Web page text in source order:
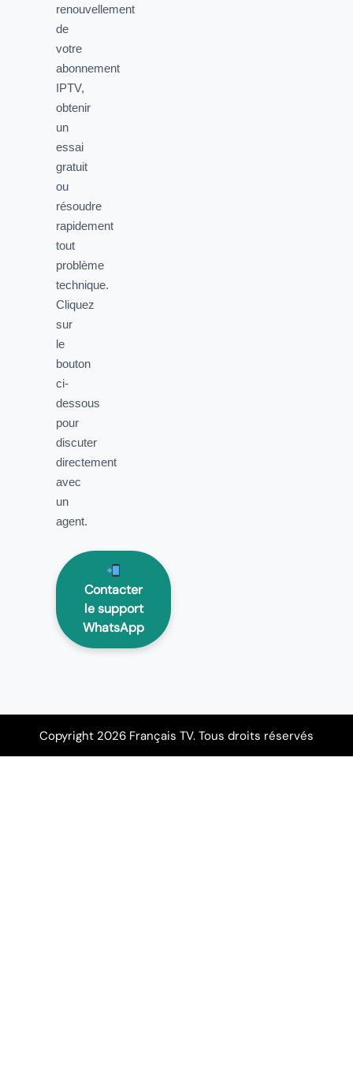
renouvellement
de
votre
abonnement
IPTV,
obtenir
un
essai
gratuit
ou
résoudre
rapidement
tout
problème
technique.
Cliquez
sur
le
bouton
ci-
dessous
pour
discuter
directement
avec
un
agent.
Contacter
le support
WhatsApp
Copyright 2026 Français TV. Tous droits réservés